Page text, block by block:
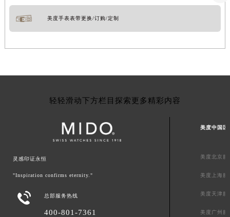
美度手表表带更换/订购/定制
轻轻滑动下方栏目探索更多精彩内容
灵感印证永恒
"Inspiration confirms eternity."
 总部服务热线
400-801-7361
美度中国区
美度北京服
美度上海服
美度天津服
美度广州服